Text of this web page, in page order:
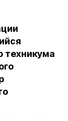
техникума